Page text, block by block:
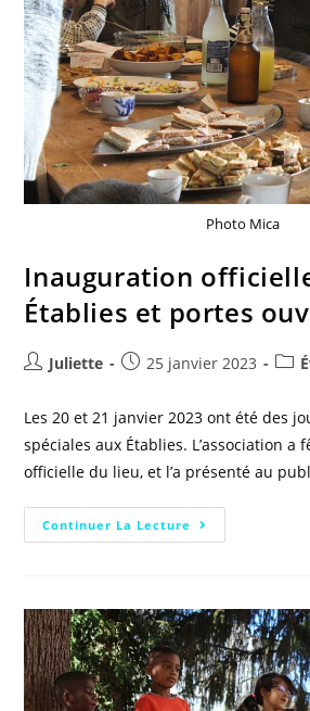
Photo Mica
Inauguration
Établies et portes
Juliette 25 janvier 2023
Les 20 et 21 janvier 2023 ont été des
spéciales aux Établies. L’association a
officielle du lieu, et l’a présenté au
Continuer La Lecture